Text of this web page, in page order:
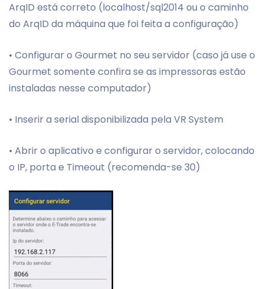
ArqID está correto (localhost/sql2014 ou o caminho
do ArqID da máquina que foi feita a configuração)
• Configurar o Gourmet no seu servidor (caso já use o
Gourmet somente confira se as impressoras estão
instaladas nesse computador)
• Inserir a serial disponibilizada pela VR System
• Abrir o aplicativo e configurar o servidor, colocando
o IP, porta e Timeout (recomenda-se 30)